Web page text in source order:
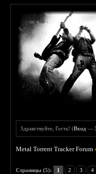
Здравствуйте, Гость! (Вход —
Metal Torrent Tracker Forum
Страницы (5): 1 2 3 4